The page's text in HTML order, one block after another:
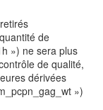
de
») ne sera plus
de qualité,
dérivées
»)